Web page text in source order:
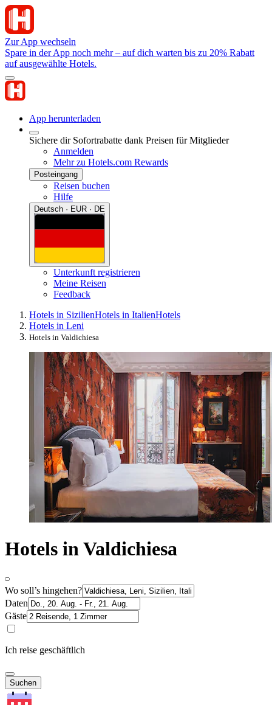
Zur App wechseln
Spare in der App noch mehr – auf dich warten bis zu 20% Rabatt
auf ausgewählte Hotels.
App herunterladen
Sichere dir Sofortrabatte dank Preisen für Mitglieder
Anmelden
Mehr zu Hotels.com Rewards
Posteingang
Reisen buchen
Hilfe
Deutsch · EUR · DE
Unterkunft registrieren
Meine Reisen
Feedback
Hotels in SizilienHotels in ItalienHotels
Hotels in Leni
Hotels in Valdichiesa
Hotels in Valdichiesa
Wo soll’s hingehen?
Daten
Gäste
Ich reise geschäftlich
Suchen